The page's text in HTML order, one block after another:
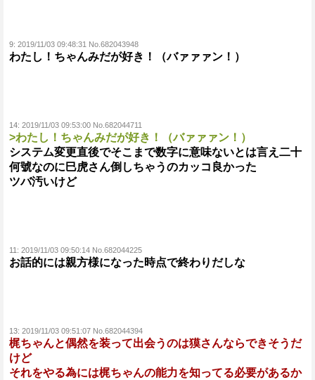
9: 2019/11/03 09:48:31 No.682043948
わたし！ちゃんみだが好き！（バァァァン！）
14: 2019/11/03 09:53:00 No.682044711
>わたし！ちゃんみだが好き！（バァァァン！）
システム変更直後でそこまで数字に意味ないとは言え二十
何號なのに巳虎さん倒しちゃうのカッコ良かった
ツバ汚いけど
11: 2019/11/03 09:50:14 No.682044225
お話的には親方様になった時点で終わりだしな
13: 2019/11/03 09:51:07 No.682044394
梶ちゃんと偶然を装って出会うのは獏さんならできそうだ
けど
それをやる為には梶ちゃんの能力を知ってる必要があるか